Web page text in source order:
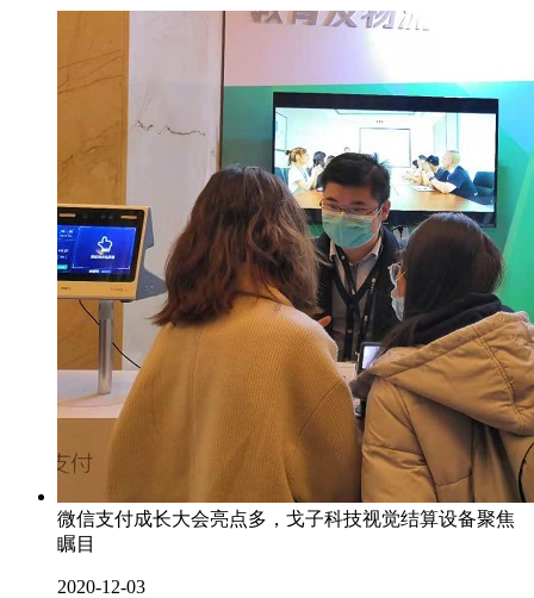
微信支付成长大会亮点多，戈子科技视觉结算设备聚焦
瞩目
2020-12-03